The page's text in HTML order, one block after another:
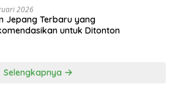
2026
Jepang Terbaru yang
untuk Ditonton
Selengkapnya